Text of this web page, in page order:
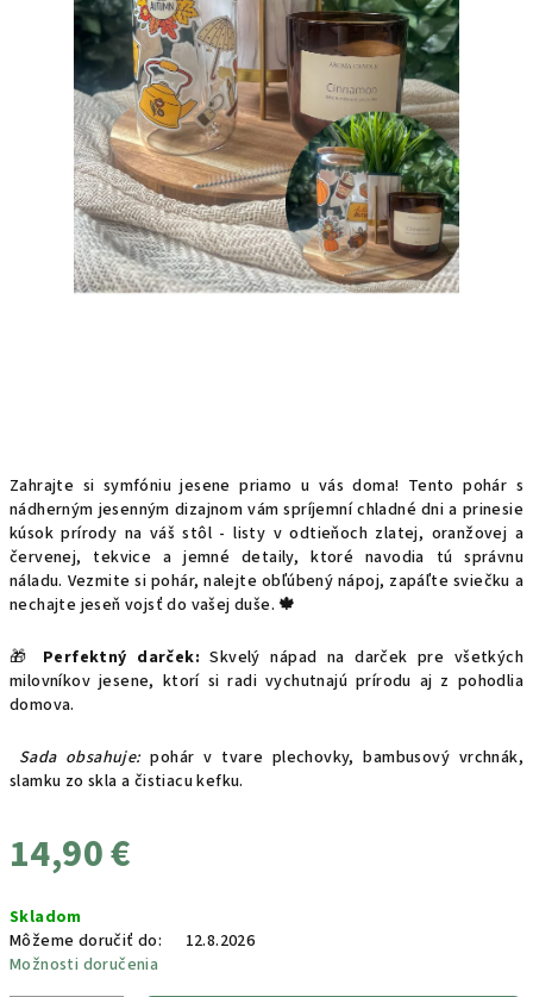
Zahrajte si symfóniu jesene priamo u vás doma! Tento pohár s
nádherným jesenným dizajnom vám spríjemní chladné dni a prinesie
kúsok prírody na váš stôl - listy v odtieňoch zlatej, oranžovej a
červenej, tekvice a jemné detaily, ktoré navodia tú správnu
náladu. Vezmite si pohár, nalejte obľúbený nápoj, zapáľte sviečku a
nechajte jeseň vojsť do vašej duše. 🍁
🎁 Perfektný darček: Skvelý nápad na darček pre všetkých
milovníkov jesene, ktorí si radi vychutnajú prírodu aj z pohodlia
domova.
Sada obsahuje: pohár v tvare plechovky, bambusový vrchnák,
slamku zo skla a čistiacu kefku.
14,90 €
cena:
Skladom
Môžeme doručiť do:
12.8.2026
Možnosti doručenia